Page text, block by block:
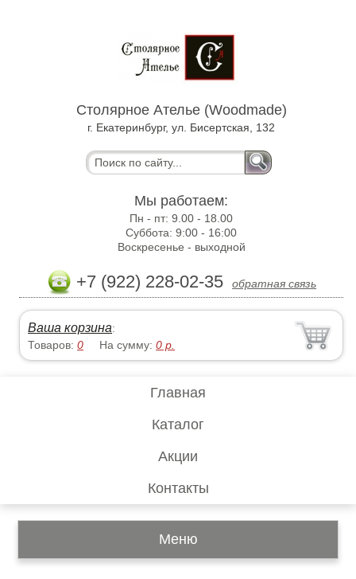
Столярное Ателье (Woodmade)
г. Екатеринбург, ул. Бисертская, 132
Мы работаем:
Пн - пт:9.00 - 18.00
Суббота:9:00 - 16:00
Воскресенье - выходной
+7 (922) 228-02-35 обратная связь
Ваша корзина:
Товаров:0 На сумму:0 р.
Главная
Каталог
Акции
Контакты
Меню